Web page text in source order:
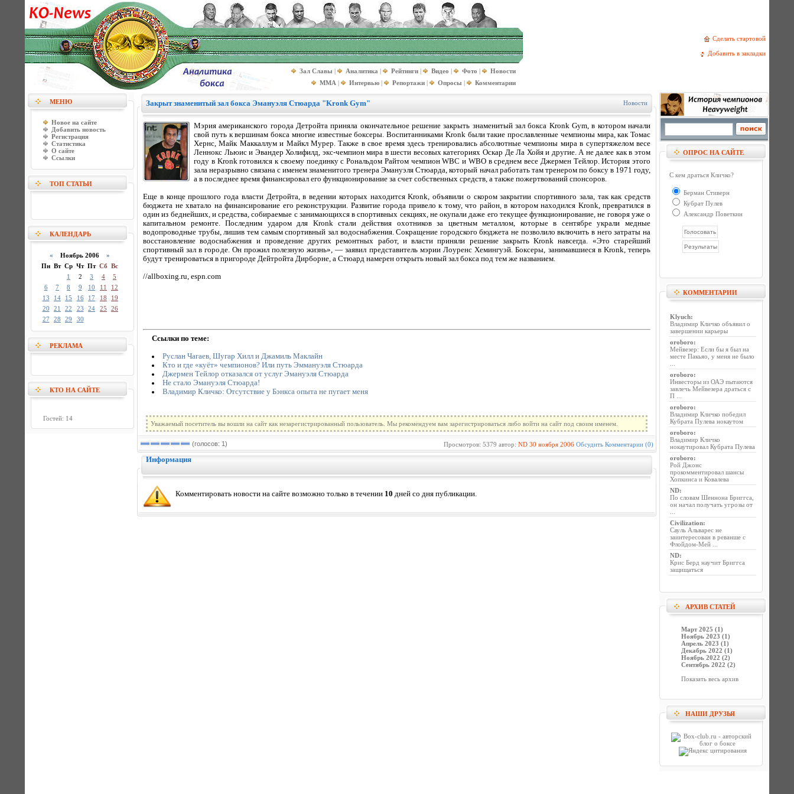
Сделать стартовой
Добавить в закладки
Зал Славы | Аналитика | Рейтинги | Видео | Фото |
Новости
MMA | Интервью | Репортажи | Опросы | Комментарии
МЕНЮ
Новое на сайте
Добавить новость
Регистрация
Статистика
О сайте
Ссылки
ТОП СТАТЬИ
КАЛЕНДАРЬ
« Ноябрь 2006 »
Пн Вт Ср Чт Пт Сб Вс
1
2 3 4
5
6
7 8 9 10 11
12
13
14 15 16 17 18
19
20
21 22 23 24 25
26
27
28 29 30
РЕКЛАМА
КТО НА САЙТЕ
Гостей: 14
Закрыт знаменитый зал бокса Эмануэля Стюарда "Kronk Gym" Новости
Мэрия американского города Детройта приняла окончательное решение закрыть знаменитый зал бокса Kronk Gym, в котором начали
свой путь к вершинам бокса многие известные боксеры. Воспитанниками Kronk были такие прославленные чемпионы мира, как Томас
Хернс, Майк Маккаллум и Майкл Мурер. Также в свое время здесь тренировались абсолютные чемпионы мира в супертяжелом весе
Леннокс Льюис и Эвандер Холифилд, экс-чемпион мира в шести весовых категориях Оскар Де Ла Хойя и другие. А не далее как в этом
году в Kronk готовился к своему поединку с Рональдом Райтом чемпион WBC и WBO в среднем весе Джермен Тейлор. История этого
зала неразрывно связана с именем знаменитого тренера Эмануэля Стюарда, который начал работать там тренером по боксу в 1971 году,
а в последнее время финансировал его функционирование за счет собственных средств, а также пожертвований спонсоров.
Еще в конце прошлого года власти Детройта, в ведении которых находится Kronk, объявили о скором закрытии спортивного зала, так как средств
бюджета не хватало на финансирование его реконструкции. Развитие города привело к тому, что район, в котором находился Kronk, превратился в
один из беднейших, и средства, собираемые с занимающихся в спортивных секциях, не окупали даже его текущее функционирование, не говоря уже о
капитальном ремонте. Последним ударом для Kronk стали действия охотников за цветным металлом, которые в сентябре украли медные
водопроводные трубы, лишив тем самым спортивный зал водоснабжения. Сокращение городского бюджета не позволило включить в него затраты на
восстановление водоснабжения и проведение других ремонтных работ, и власти приняли решение закрыть Kronk навсегда. «Это старейший
спортивный зал в городе. Он прожил полезную жизнь», — заявил представитель мэрии Лоуренс Хемингуэй. Боксеры, занимавшиеся в Kronk, теперь
будут тренироваться в пригороде Дейтройта Дирборне, а Стюард намерен открыть новый зал бокса под тем же названием.
//allboxing.ru, espn.com
Ссылки по теме:
Руслан Чагаев, Шугар Хилл и Джамиль Маклайн
Кто и где «куёт» чемпионов? Или путь Эммануэля Стюарда
Джермен Тейлор отказался от услуг Эмануэля Стюарда
Не стало Эмануэля Стюарда!
Владимир Кличко: Отсутствие у Бэнкса опыта не пугает меня
Уважаемый посетитель вы вошли на сайт как незарегистрированный пользователь. Мы рекомендуем вам зарегистрироваться либо войти на сайт под своим именем.
(голосов: 1) Просмотров: 5379 автор: ND 30 ноября 2006 Обсудить Комментарии (0)
Информация
Комментировать новости на сайте возможно только в течении 10 дней со дня публикации.
ОПРОС НА САЙТЕ
С кем драться Кличко?
Берман Стиверн
Кубрат Пулев
Александр Поветкин
КОММЕНТАРИИ
Klyuch:
Владимир Кличко объявил о
завершении карьеры
oroboro:
Мейвезер: Если бы я был на
месте Пакьяо, у меня не было
oroboro:
Инвесторы из ОАЭ пытаются
завлечь Мейвезера драться с
П ...
oroboro:
Владимир Кличко победил
Кубрата Пулева нокаутом
oroboro:
Владимир Кличко
нокаутировал Кубрата Пулева
oroboro:
Рой Джонс
прокомментировал шансы
Хопкинса и Ковалева
ND:
По словам Шеннона Бриггса,
он начал получать угрозы от
Civilization:
Сауль Альварес не
заинтересован в реванше с
Флойдом-Мей ...
ND:
Крис Берд научит Бриггса
защищаться
АРХИВ СТАТЕЙ
Март 2025 (1)
Ноябрь 2023 (1)
Апрель 2023 (1)
Декабрь 2022 (1)
Ноябрь 2022 (2)
Сентябрь 2022 (2)
Показать весь архив
НАШИ ДРУЗЬЯ